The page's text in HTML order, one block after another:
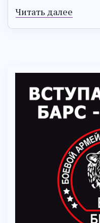
Читать далее